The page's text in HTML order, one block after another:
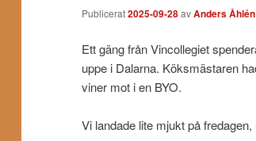
Publicerat2025-09-28avAnders Åhlén
Ett gäng från Vincollegiet
uppe i Dalarna. Köksmästaren
viner mot i en BYO.
Vi landade lite mjukt på